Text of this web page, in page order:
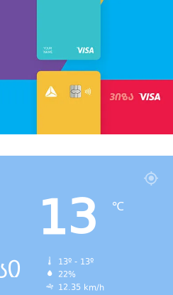
13 ℃
13º - 13º
22%
12.35 km/h